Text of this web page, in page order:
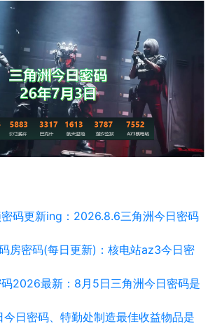
码更新ing：2026.8.6三角洲今日密码
房密码(每日更新)：核电站az3今日密
2026最新：8月5日三角洲今日密码是
日密码、特勤处制造最佳收益物品是